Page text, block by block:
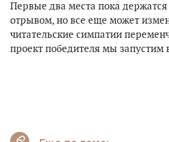
Первые два места пока
отрывом, но все еще может
читательские симпатии
проект победителя мы запустим